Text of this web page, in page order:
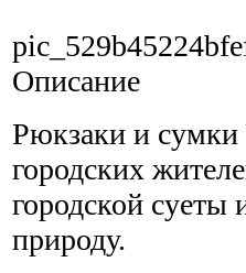
Описание
Рюкзаки и сумки
городских
городской суеты
природу.